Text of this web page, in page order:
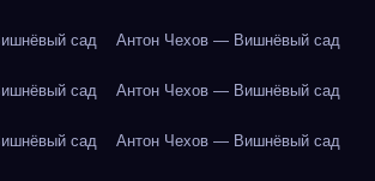
сад Антон Чехов — Вишнёвый сад
сад Антон Чехов — Вишнёвый сад
сад Антон Чехов — Вишнёвый сад